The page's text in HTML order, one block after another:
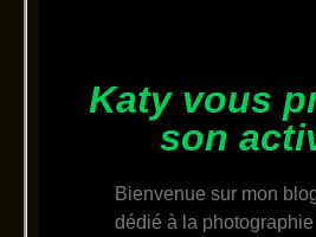
Katy vous
son
Bienvenue sur mon
dédié à la photographie